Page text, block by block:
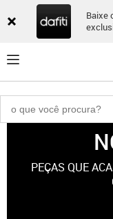
Baixe
PEÇAS QUE